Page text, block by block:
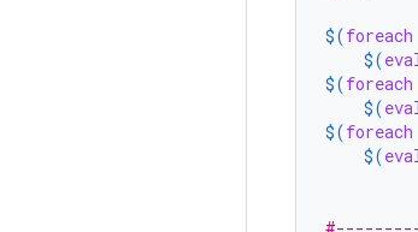
$(foreach
$(
$(foreach
$(
$(foreach
$(